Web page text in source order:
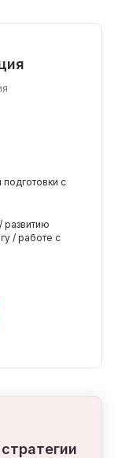
с
развитию
/ работе с